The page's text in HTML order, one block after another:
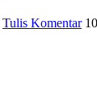
Tulis Komentar